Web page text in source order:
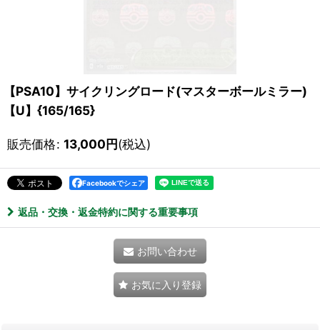
【PSA10】サイクリングロード(マスターボールミラー)
【U】{165/165}
販売価格: 13,000円(税込)
Facebookでシェア
返品・交換・返金特約に関する重要事項
お問い合わせ
お気に入り登録